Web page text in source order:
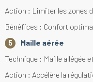
Action : Limiter les zones
Bénéfices : Confort
Maille aérée
Technique : Maille allégée
Action : Accélère la